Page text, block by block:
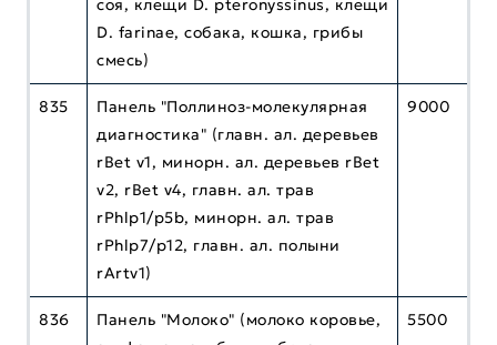
соя, клещи D. pteronyssinus, клещи
D. farinae, собака, кошка, грибы
смесь)
835
Панель "Поллиноз-молекулярная
диагностика" (главн. ал. деревьев
rBet v1, минорн. ал. деревьев rBet
v2, rBet v4, главн. ал. трав
rPhlp1/p5b, минорн. ал. трав
rPhlp7/p12, главн. ал. полыни
rArtv1)
9000
836
Панель "Молоко" (молоко коровье,
5500